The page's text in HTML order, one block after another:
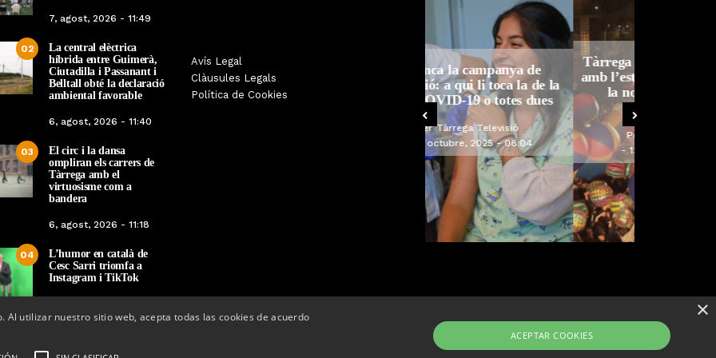
7, agost, 2026 - 11:49
02
La central elèctrica
híbrida entre Guimerà,
Ciutadilla i Passanant i
Belltall obté la declaració
ambiental favorable
6, agost, 2026 - 11:40
03
El circ i la dansa
ompliran els carrers de
Tàrrega amb el
virtuosisme com a
bandera
6, agost, 2026 - 11:18
04
L’humor en català de
Cesc Sarri triomfa a
Instagram i TikTok
Avís Legal
Clàusules Legals
Política de Cookies
Tàrrega celebra la 25a Fira del
Medi Ambient
Per Tàrrega Televisió
vacunació: a qui li toca la de la
grip, COVID-19 o totes dues
Tàrrega farà bategar la història
amb l’estrena de “Lo Pedrafoc”,
la nova bèstia festiva de
Guixanet
Per
Tàrrega Televisió
12, maig, 2026 - 09:29
×
utilizar nuestro sitio web, acepta todas las cookies de acuerdo
ACEPTAR COOKIES